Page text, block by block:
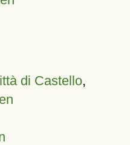
di Castello,